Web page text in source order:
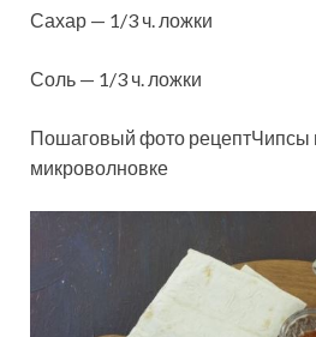
Сахар — 1/3 ч. ложки
Соль — 1/3 ч. ложки
Пошаговый фото рецептЧипсы
микроволновке